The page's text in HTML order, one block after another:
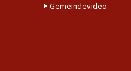
Gemeindevideo